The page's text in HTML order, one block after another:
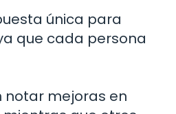
única para
que cada persona
notar mejoras en